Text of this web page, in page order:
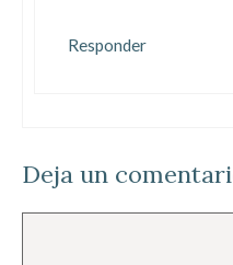
Responder
Deja un